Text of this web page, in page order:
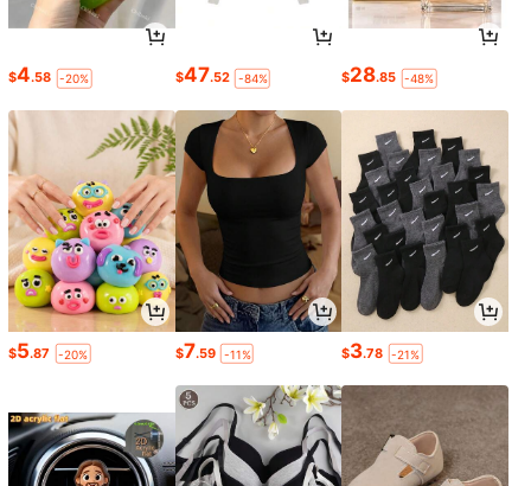
$4.58 -20% $47.52 -84% $28.85 -48%
$5.87 -20% $7.59 -11% $3.78 -21%